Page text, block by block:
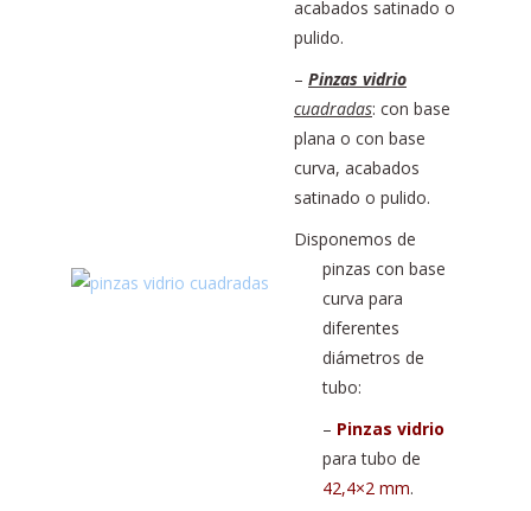
acabados satinado o
pulido.
– Pinzas vidrio
cuadradas: con base
plana o con base
curva, acabados
satinado o pulido.
Disponemos de
pinzas con base
curva para
diferentes
diámetros de
tubo:
– Pinzas vidrio
para tubo de
42,4×2 mm.